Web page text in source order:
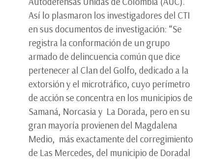
Así lo plasmaron los investigadores del CTI
en sus documentos de investigación: “Se
registra la conformación de un grupo
armado de delincuencia común que dice
pertenecer al Clan del Golfo, dedicado a la
extorsión y el microtráfico, cuyo perímetro
de acción se concentra en los municipios de
Samaná, Norcasia y La Dorada, pero en su
gran mayoría provienen del Magdalena
Medio, más exactamente del corregimiento
de Las Mercedes, del municipio de Doradal